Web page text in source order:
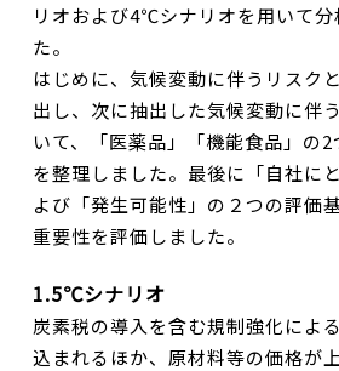
リオおよび4℃シナリオを用いて分
た。
はじめに、気候変動に伴うリスク
出し、次に抽出した気候変動に伴
いて、「医薬品」「機能食品」の
を整理しました。最後に「自社に
よび「発生可能性」の２つの評価
重要性を評価しました。
1.5℃シナリオ
炭素税の導入を含む規制強化によ
込まれるほか、原材料等の価格が